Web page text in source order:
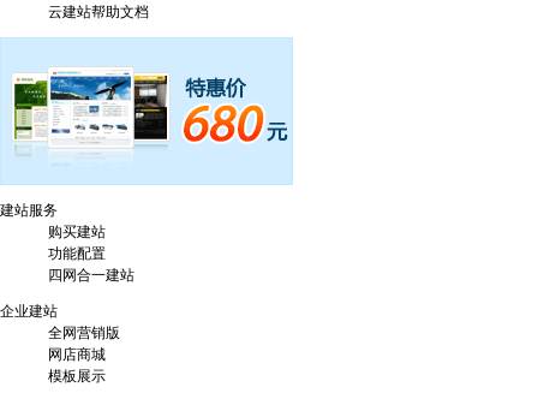
云建站帮助文档
建站服务
购买建站
功能配置
四网合一建站
企业建站
全网营销版
网店商城
模板展示